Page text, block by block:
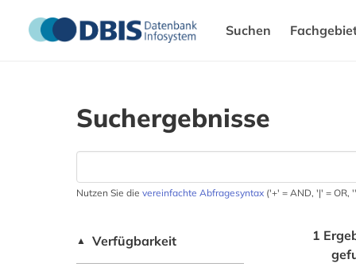
Suchen
Suchergebnisse
Nutzen Sie die vereinfachte Abfragesyntax ('+' = AND, '|' = OR,
▲ Verfügbarkeit
1